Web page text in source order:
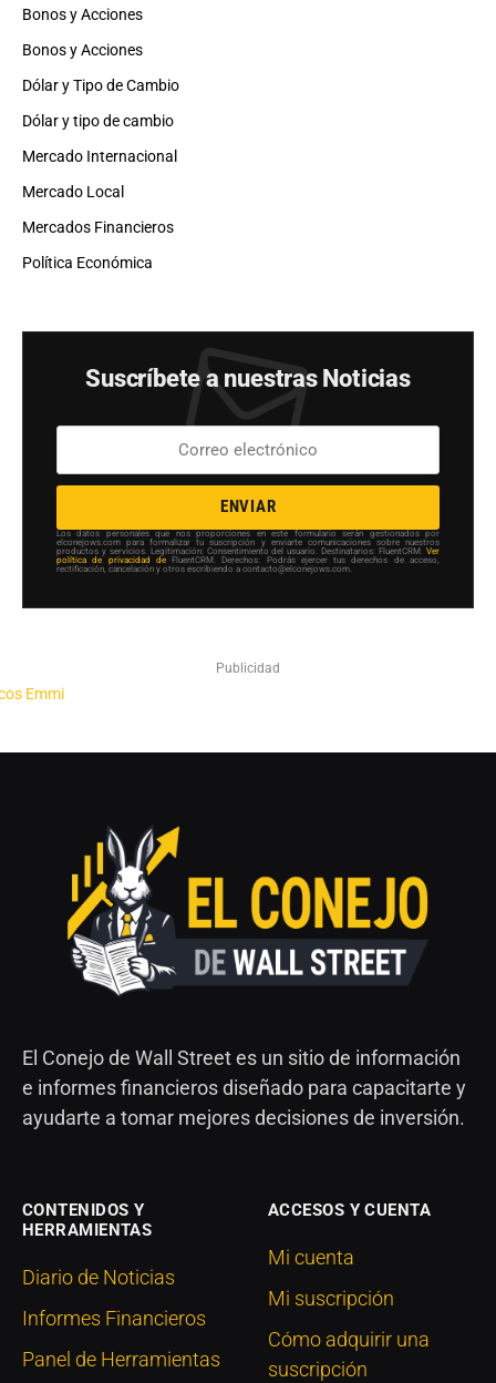
Bonos y Acciones
Bonos y Acciones
Dólar y Tipo de Cambio
Dólar y tipo de cambio
Mercado Internacional
Mercado Local
Mercados Financieros
Política Económica
Suscríbete a nuestras Noticias
ENVIAR
Los datos personales que nos proporciones en este formulario serán gestionados por
elconejows.com para formalizar tu suscripción y enviarte comunicaciones sobre nuestros
productos y servicios. Legitimación: Consentimiento del usuario. Destinatarios: FluentCRM. Ver
política de privacidad de FluentCRM. Derechos: Podrás ejercer tus derechos de acceso,
rectificación, cancelación y otros escribiendo a contacto@elconejows.com.
Publicidad
El Conejo de Wall Street es un sitio de información
e informes financieros diseñado para capacitarte y
ayudarte a tomar mejores decisiones de inversión.
CONTENIDOS Y
HERRAMIENTAS
Diario de Noticias
Informes Financieros
Panel de Herramientas
ACCESOS Y CUENTA
Mi cuenta
Mi suscripción
Cómo adquirir una
suscripción